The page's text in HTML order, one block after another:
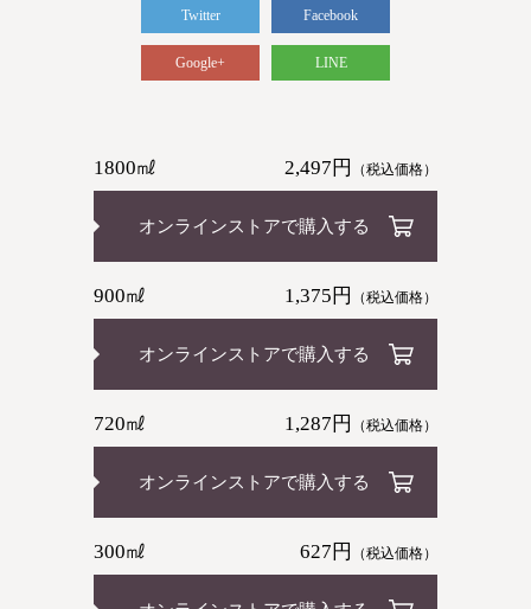
Twitter Facebook
Google+ LINE
1800㎖ 2,497円 （税込価格）
オンラインストアで購入する
900㎖ 1,375円 （税込価格）
オンラインストアで購入する
720㎖ 1,287円 （税込価格）
オンラインストアで購入する
300㎖ 627円 （税込価格）